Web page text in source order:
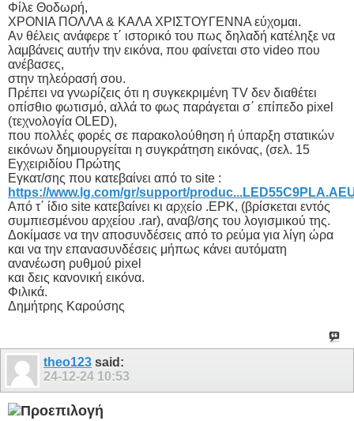
Φίλε Θοδωρή,
ΧΡΟΝΙΑ ΠΟΛΛΑ & ΚΑΛΑ ΧΡΙΣΤΟΥΓΕΝΝΑ εύχομαι.
Αν θέλεις ανάφερε τ΄ ιστορικό του πως δηλαδή κατέληξε να
λαμβάνεις αυτήν την εικόνα, που φαίνεται στο video που
ανέβασες,
στην τηλεόρασή σου.
Πρέπει να γνωρίζεις ότι η συγκεκριμένη TV δεν διαθέτει
οπίσθιο φωτισμό, αλλά το φως παράγεται σ΄ επίπεδο pixel
(τεχνολογία OLED),
που πολλές φορές σε παρακολούθηση ή ύπαρξη στατικών
εικόνων δημιουργείται η συγκράτηση εικόνας, (σελ. 15
Εγχειριδίου Πρώτης
Εγκατ/σης που κατεβαίνει από το site :
https://www.lg.com/gr/support/
Από τ΄ ίδιο site κατεβαίνει κι αρχείο .EPK, (βρίσκεται εντός
συμπιεσμένου αρχείου .rar), αναβ/σης του λογισμικού της.
Δοκίμασε να την αποσυνδέσεις από το ρεύμα για λίγη ώρα
και να την επανασυνδέσεις μήπως κάνει αυτόματη
ανανέωση ρυθμού pixel
και δεις κανονική εικόνα.
Φιλικά.
Δημήτρης Καρούσης
theo123 said:
24-12-24 10:53